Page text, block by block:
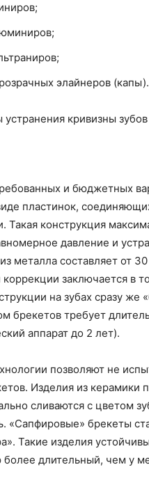
элайнеров (капы).
кривизны
и бюджетных
пластинок,
Такая конструкция
давление и
из металла составляет от
заключается в
на зубах сразу же
брекетов требует
аппарат до 2 лет).
позволяют не
Изделия из
сливаются с цветом
«Сапфировые» брекеты
Такие изделия
длительный, чем у